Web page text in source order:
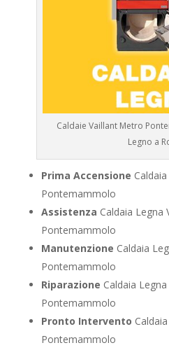
Caldaie Vaillant Metro
Legno a
Prima Accensione
Pontemammolo
Assistenza Caldaia Legna
Pontemammolo
Manutenzione Caldaia
Pontemammolo
Riparazione Caldaia
Pontemammolo
Pronto Intervento
Pontemammolo